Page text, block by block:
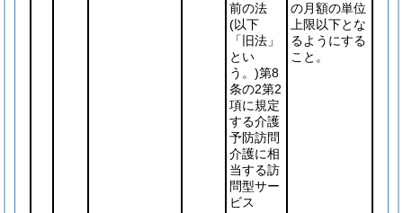
前の法
(以下
「旧法」
とい
う。)第8
条の2第2
項に規定
する介護
予防訪問
介護に相
当する訪
問型サー
ビス
の月額の単位
上限以下とな
るようにする
こと。